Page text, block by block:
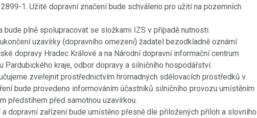
1. Užité dopravní značení bude schváleno pro užití na pozemních
bude plně spolupracovat se složkami IZS v případě nutnosti.
uzavírky (dopravního omezení) žadatel bezodkladně oznámí
dopravy Hradec Králové a na Národní dopravní informační centrum
Pardubického kraje, odbor dopravy a silničního hospodářství.
zveřejnit prostřednictvím hromadných sdělovacích prostředků v
bude provedeno informováním účastníků silničního provozu umístěním
předstihem před samotnou uzavírkou.
dopravní zařízení bude umístěno přesně dle přiložených příloh a slovního